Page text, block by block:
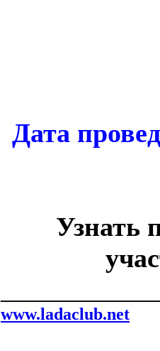
Дата
Узнать
www.ladaclub.net